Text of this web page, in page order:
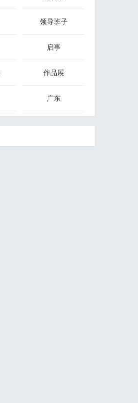
领导班子
启事
作品展
广东